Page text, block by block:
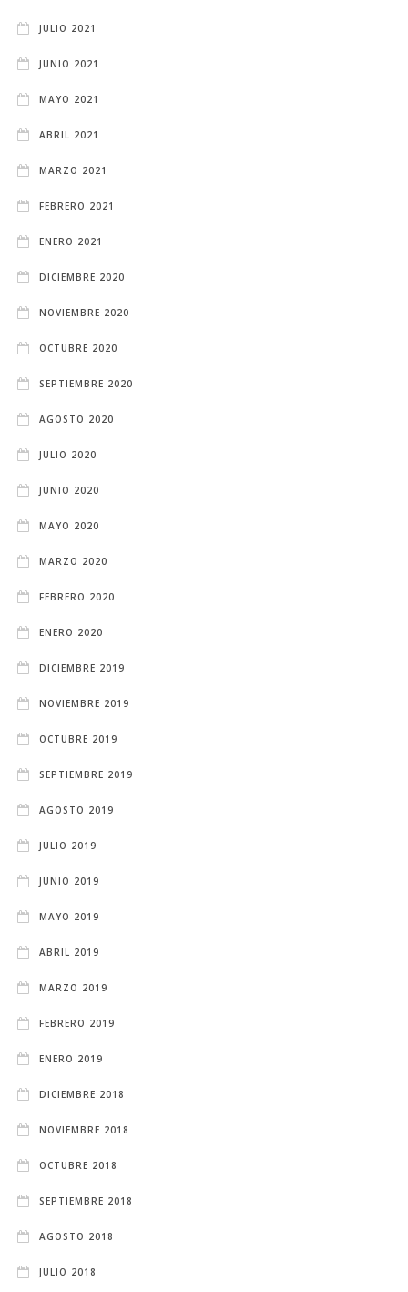
JULIO 2021
JUNIO 2021
MAYO 2021
ABRIL 2021
MARZO 2021
FEBRERO 2021
ENERO 2021
DICIEMBRE 2020
NOVIEMBRE 2020
OCTUBRE 2020
SEPTIEMBRE 2020
AGOSTO 2020
JULIO 2020
JUNIO 2020
MAYO 2020
MARZO 2020
FEBRERO 2020
ENERO 2020
DICIEMBRE 2019
NOVIEMBRE 2019
OCTUBRE 2019
SEPTIEMBRE 2019
AGOSTO 2019
JULIO 2019
JUNIO 2019
MAYO 2019
ABRIL 2019
MARZO 2019
FEBRERO 2019
ENERO 2019
DICIEMBRE 2018
NOVIEMBRE 2018
OCTUBRE 2018
SEPTIEMBRE 2018
AGOSTO 2018
JULIO 2018